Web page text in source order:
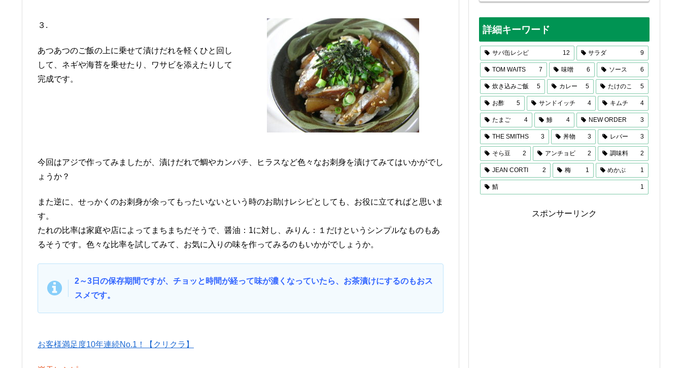
３.
あつあつのご飯の上に乗せて漬けだれを軽くひと回し
して、ネギや海苔を乗せたり、ワサビを添えたりして
完成です。
今回はアジで作ってみましたが、漬けだれで鯛やカンパチ、ヒラスなど色々なお刺身を漬けてみてはいかがでし
ょうか？
また逆に、せっかくのお刺身が余ってもったいないという時のお助けレシピとしても、お役に立てればと思いま
す。
たれの比率は家庭や店によってまちまちだそうで、醤油：1に対し、みりん：１だけというシンプルなものもあ
るそうです。色々な比率を試してみて、お気に入りの味を作ってみるのもいかがでしょうか。
2～3日の保存期間ですが、チョッと時間が経って味が濃くなっていたら、お茶漬けにするのもおス
スメです。
お客様満足度10年連続No.1！【クリクラ】
詳細キーワード
サバ缶レシピ 12 サラダ 9
TOM WAITS 7 味噌 6 ソース 6
炊き込みご飯 5 カレー 5 たけのこ 5
お酢 5 サンドイッチ 4 キムチ 4
たまご 4 鯵 4 NEW ORDER 3
THE SMITHS 3 丼物 3 レバー 3
そら豆 2 アンチョビ 2 調味料 2
JEAN CORTI 2 梅 1 めかぶ 1
鯖 1
スポンサーリンク